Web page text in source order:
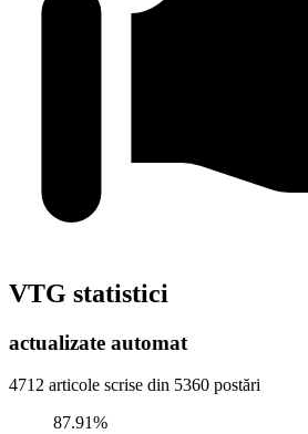
VTG statistici
actualizate automat
4712 articole scrise din 5360 postări
87.91%